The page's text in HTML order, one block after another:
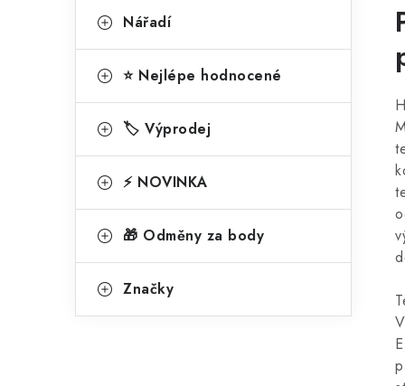
Nářadí
⭐ Nejlépe hodnocené
🏷️ Výprodej
⚡ NOVINKA
🎁 Odměny za body
Značky